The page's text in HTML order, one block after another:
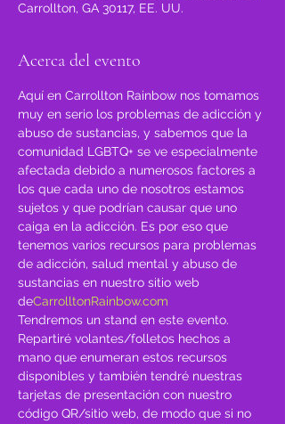
Carrollton, GA 30117, EE. UU.
Acerca del evento
Aquí en Carrollton Rainbow nos tomamos
muy en serio los problemas de adicción y
abuso de sustancias, y sabemos que la
comunidad LGBTQ+ se ve especialmente
afectada debido a numerosos factores a
los que cada uno de nosotros estamos
sujetos y que podrían causar que uno
caiga en la adicción. Es por eso que
tenemos varios recursos para problemas
de adicción, salud mental y abuso de
sustancias en nuestro sitio web
deCarrolltonRainbow.com
Tendremos un stand en este evento.
Repartiré volantes/folletos hechos a
mano que enumeran estos recursos
disponibles y también tendré nuestras
tarjetas de presentación con nuestro
código QR/sitio web, de modo que si no